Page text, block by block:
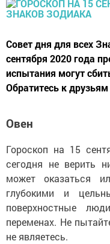
Совет дня для всех
сентября 2020 года
испытания могут
Обратитесь к
Овен
Гороскоп на 15
сегодня не верить
может оказаться
глубокими и
поверхностные
переменах. Не
не являетесь.